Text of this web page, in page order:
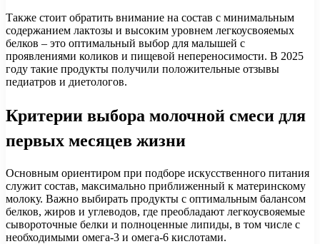
Также стоит обратить внимание на состав с минимальным
содержанием лактозы и высоким уровнем легкоусвояемых
белков – это оптимальный выбор для малышей с
проявлениями коликов и пищевой непереносимости. В 2025
году такие продукты получили положительные отзывы
педиатров и диетологов.
Критерии выбора молочной смеси для
первых месяцев жизни
Основным ориентиром при подборе искусственного питания
служит состав, максимально приближенный к материнскому
молоку. Важно выбирать продукты с оптимальным балансом
белков, жиров и углеводов, где преобладают легкоусвояемые
сывороточные белки и полноценные липиды, в том числе с
необходимыми омега-3 и омега-6 кислотами.